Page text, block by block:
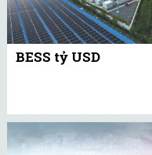
BESS tỷ USD